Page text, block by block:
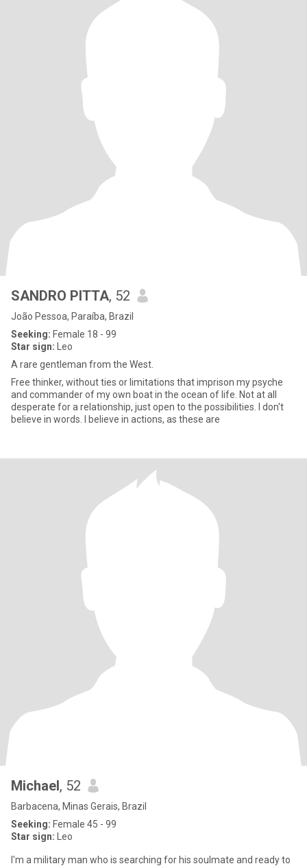
SANDRO PITTA, 52
João Pessoa, Paraíba, Brazil
Seeking: Female 18 - 99
Star sign: Leo
A rare gentleman from the West.
Free thinker, without ties or limitations that imprison my psyche
and commander of my own boat in the ocean of life. Not at all
desperate for a relationship, just open to the possibilities. I don't
believe in words. I believe in actions, as these are
Michael, 52
Barbacena, Minas Gerais, Brazil
Seeking: Female 45 - 99
Star sign: Leo
I'm a military man who is searching for his soulmate and ready to